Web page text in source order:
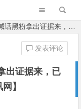
聘请律师“实名制”【365娱乐资讯网】
出证据来，已
】
发表评论